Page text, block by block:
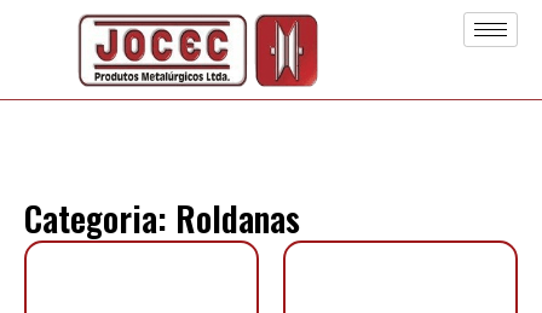
Categoria: Roldanas